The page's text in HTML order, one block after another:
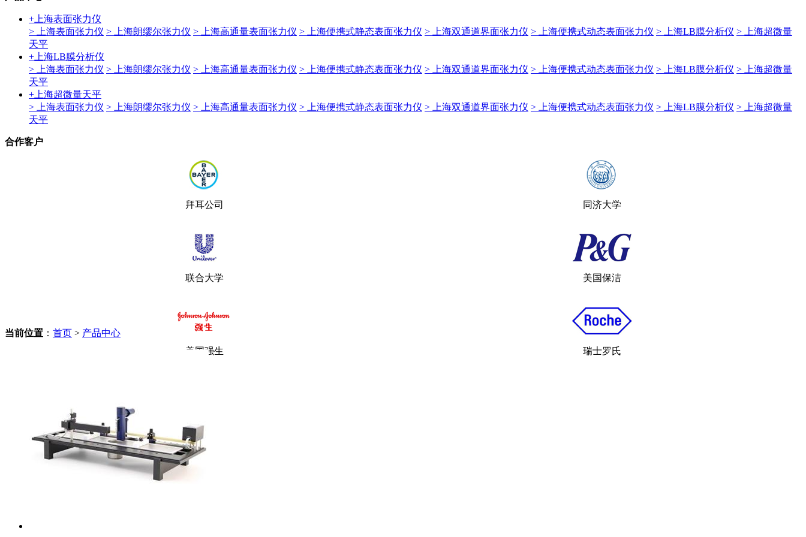
+ 上海表面张力仪
> 上海表面张力仪 > 上海朗缪尔张力仪 > 上海高通量表面张力仪 > 上海便携式静态表面张力仪 > 上海双通道界面张力仪 > 上海便携式动态表面张力仪 > 上海LB膜分析仪 > 上海超微量
天平
+ 上海LB膜分析仪
> 上海表面张力仪 > 上海朗缪尔张力仪 > 上海高通量表面张力仪 > 上海便携式静态表面张力仪 > 上海双通道界面张力仪 > 上海便携式动态表面张力仪 > 上海LB膜分析仪 > 上海超微量
天平
+ 上海超微量天平
> 上海表面张力仪 > 上海朗缪尔张力仪 > 上海高通量表面张力仪 > 上海便携式静态表面张力仪 > 上海双通道界面张力仪 > 上海便携式动态表面张力仪 > 上海LB膜分析仪 > 上海超微量
天平
合作客户
拜耳公司 同济大学
联合大学 美国保洁
美国强生 瑞士罗氏
当前位置 ： 首页 > 产品中心